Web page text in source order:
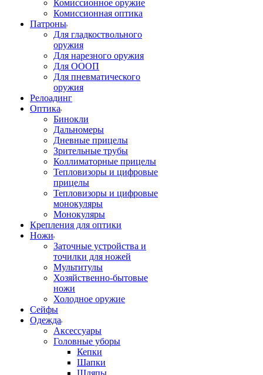
Комиссионное оружие
Комиссионная оптика
Патроны
Для гладкоствольного
оружия
Для нарезного оружия
Для ОООП
Для пневматического
оружия
Релоадинг
Оптика
Бинокли
Дальномеры
Дневные прицелы
Зрительные трубы
Коллиматорные прицелы
Тепловизоры и цифровые
прицелы
Тепловизоры и цифровые
монокуляры
Монокуляры
Крепления для оптики
Ножи
Заточные устройства и
точилки для ножей
Мультитулы
Хозяйственно-бытовые
ножи
Холодное оружие
Сейфы
Одежда
Аксессуары
Головные уборы
Кепки
Шапки
Шляпы